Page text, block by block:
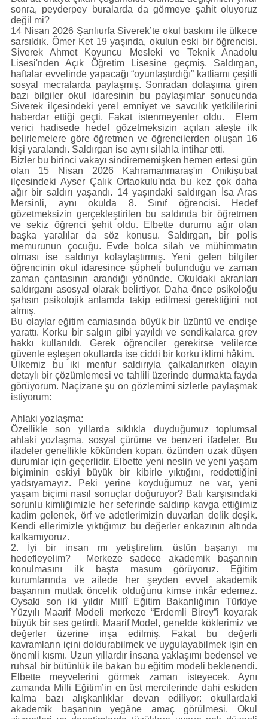
sonra, peyderpey buralarda da görmeye şahit oluyoruz
değil mi?
14 Nisan 2026 Şanlıurfa Siverek’te okul baskını ile ülkece
sarsıldık. Ömer Ket 19 yaşında, okulun eski bir öğrencisi.
Siverek Ahmet Koyuncu Mesleki ve Teknik Anadolu
Lisesi'nden Açık Öğretim Lisesine geçmiş. Saldırgan,
haftalar evvelinde yapacağı “oyunlaştırdığı” katliamı çeşitli
sosyal mecralarda paylaşmış. Sonradan dolaşıma giren
bazı bilgiler okul idaresinin bu paylaşımlar sonucunda
Siverek ilçesindeki yerel emniyet ve savcılık yetkililerini
haberdar ettiği geçti. Fakat istenmeyenler oldu. Elem
verici hadisede hedef gözetmeksizin açılan ateşte ilk
belirlemelere göre öğretmen ve öğrencilerden oluşan 16
kişi yaralandı. Saldırgan ise aynı silahla intihar etti.
Bizler bu birinci vakayı sindirememişken hemen ertesi gün
olan 15 Nisan 2026 Kahramanmaraş'ın Onikişubat
ilçesindeki Ayser Çalık Ortaokulu'nda bu kez çok daha
ağır bir saldırı yaşandı. 14 yaşındaki saldırgan İsa Aras
Mersinli, aynı okulda 8. Sınıf öğrencisi. Hedef
gözetmeksizin gerçekleştirilen bu saldırıda bir öğretmen
ve sekiz öğrenci şehit oldu. Elbette durumu ağır olan
başka yaralılar da söz konusu. Saldırgan, bir polis
memurunun çocuğu. Evde bolca silah ve mühimmatın
olması ise saldırıyı kolaylaştırmış. Yeni gelen bilgiler
öğrencinin okul idaresince şüpheli bulunduğu ve zaman
zaman çantasının arandığı yönünde. Okuldaki akranları
saldırganı asosyal olarak belirtiyor. Daha önce psikoloğu
şahsın psikolojik anlamda takip edilmesi gerektiğini not
almış.
Bu olaylar eğitim camiasında büyük bir üzüntü ve endişe
yarattı. Korku bir salgın gibi yayıldı ve sendikalarca grev
hakkı kullanıldı. Gerek öğrenciler gerekirse velilerce
güvenle eşleşen okullarda ise ciddi bir korku iklimi hâkim.
Ülkemiz bu iki menfur saldırıyla çalkalanırken olayın
detaylı bir çözümlemesi ve tahlili üzerinde durmakta fayda
görüyorum. Naçizane şu on gözlemimi sizlerle paylaşmak
istiyorum:
Ahlaki yozlaşma:
Özellikle son yıllarda sıklıkla duyduğumuz toplumsal
ahlaki yozlaşma, sosyal çürüme ve benzeri ifadeler. Bu
ifadeler genellikle kökünden kopan, özünden uzak düşen
durumlar için geçerlidir. Elbette yeni neslin ve yeni yaşam
biçiminin eskiyi büyük bir kibirle yıktığını, reddettiğini
yadsıyamayız. Peki yerine koyduğumuz ne var, yeni
yaşam biçimi nasıl sonuçlar doğuruyor? Batı karşısındaki
sorunlu kimliğimizle her seferinde saldırıp kavga ettiğimiz
kadim gelenek, örf ve adetlerimizin duvarları delik deşik.
Kendi ellerimizle yıktığımız bu değerler enkazının altında
kalkamıyoruz.
2. İyi bir insan mı yetiştirelim, üstün başarıyı mı
hedefleyelim? Merkeze sadece akademik başarının
konulmasını ilk başta masum görüyoruz. Eğitim
kurumlarında ve ailede her şeyden evvel akademik
başarının mutlak öncelik olduğunu kimse inkâr edemez.
Oysaki son iki yıldır Millî Eğitim Bakanlığının Türkiye
Yüzyılı Maarif Modeli merkeze “Erdemli Birey”i koyarak
büyük bir ses getirdi. Maarif Model, genelde köklerimiz ve
değerler üzerine inşa edilmiş. Fakat bu değerli
kavramların içini doldurabilmek ve uygulayabilmek işin en
önemli kısmı. Uzun yıllardır insana yaklaşımı bedensel ve
ruhsal bir bütünlük ile bakan bu eğitim modeli beklenendi.
Elbette meyvelerini görmek zaman isteyecek. Aynı
zamanda Milli Eğitim’in en üst mercilerinde dahi eskiden
kalma bazı alışkanlıklar devan ediliyor: okullardaki
akademik başarının yegâne amaç görülmesi. Okul